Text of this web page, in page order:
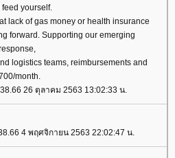
yourself.
lack of gas money or health insurance
forward. Supporting our emerging
logistics teams, reimbursements and
month.
26 ตุลาคม 2563 13:02:33 น.
4 พฤศจิกายน 2563 22:02:47 น.